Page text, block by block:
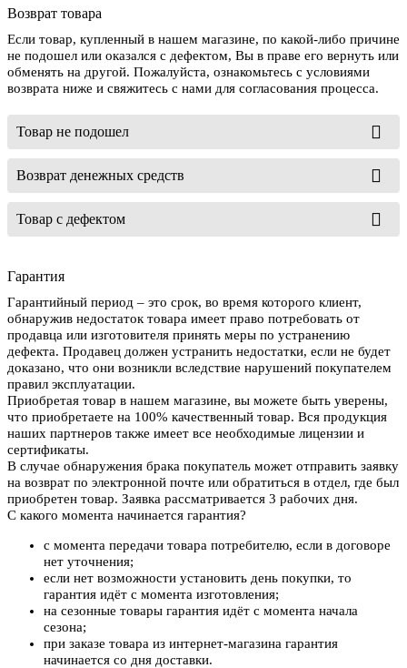
Возврат товара
Если товар, купленный в нашем магазине, по какой-либо причине
не подошел или оказался с дефектом, Вы в праве его вернуть или
обменять на другой. Пожалуйста, ознакомьтесь с условиями
возврата ниже и свяжитесь с нами для согласования процесса.
Товар не подошел
Возврат денежных средств
Товар с дефектом
Гарантия
Гарантийный период – это срок, во время которого клиент,
обнаружив недостаток товара имеет право потребовать от
продавца или изготовителя принять меры по устранению
дефекта. Продавец должен устранить недостатки, если не будет
доказано, что они возникли вследствие нарушений покупателем
правил эксплуатации.
Приобретая товар в нашем магазине, вы можете быть уверены,
что приобретаете на 100% качественный товар. Вся продукция
наших партнеров также имеет все необходимые лицензии и
сертификаты.
В случае обнаружения брака покупатель может отправить заявку
на возврат по электронной почте или обратиться в отдел, где был
приобретен товар. Заявка рассматривается 3 рабочих дня.
С какого момента начинается гарантия?
с момента передачи товара потребителю, если в договоре
нет уточнения;
если нет возможности установить день покупки, то
гарантия идёт с момента изготовления;
на сезонные товары гарантия идёт с момента начала
сезона;
при заказе товара из интернет-магазина гарантия
начинается со дня доставки.